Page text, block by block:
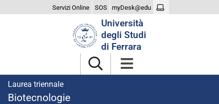
Servizi Online SOS myDesk@edu
Università
degli Studi
di Ferrara
Laurea triennale
Biotecnologie